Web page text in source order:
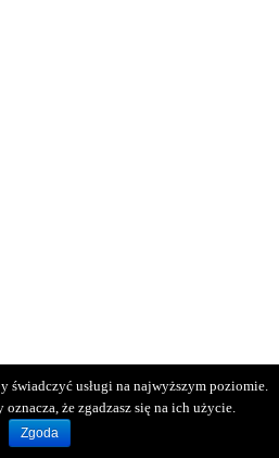
świadczyć usługi na najwyższym poziomie.
że zgadzasz się na ich użycie.
Zgoda